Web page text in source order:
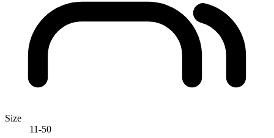
Size
11-50